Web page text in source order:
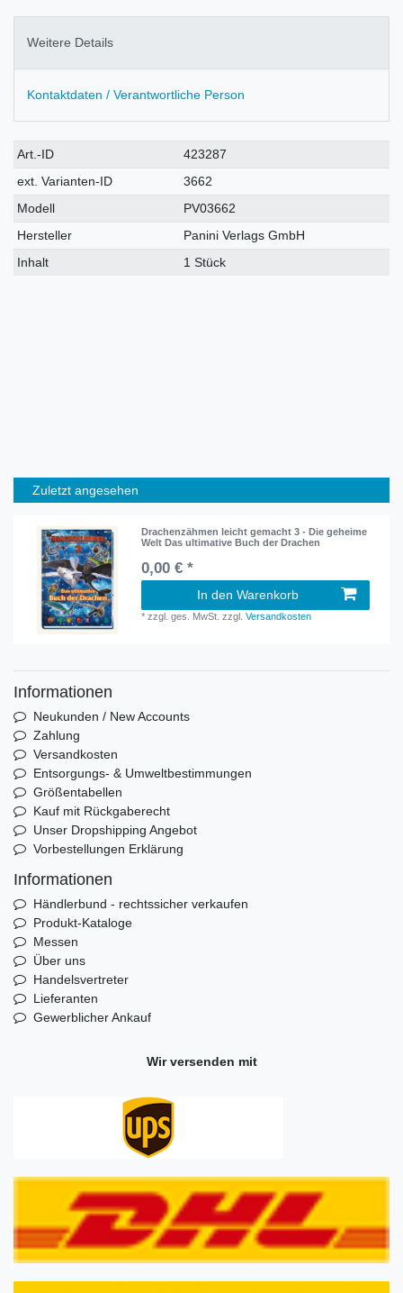
Weitere Details
Kontaktdaten / Verantwortliche Person
Technisches
Merkmal
Wert
Art.-ID
423287
ext. Varianten-ID
3662
Modell
PV03662
Hersteller
Panini Verlags GmbH
Inhalt
1 Stück
Zuletzt angesehen
Drachenzähmen leicht gemacht 3 - Die geheime
Welt Das ultimative Buch der Drachen
0,00 € *
In den Warenkorb
*zzgl. ges. MwSt. zzgl.Versandkosten
Informationen
Neukunden / New Accounts
Zahlung
Versandkosten
Entsorgungs- & Umweltbestimmungen
Größentabellen
Kauf mit Rückgaberecht
Unser Dropshipping Angebot
Vorbestellungen Erklärung
Informationen
Händlerbund - rechtssicher verkaufen
Produkt-Kataloge
Messen
Über uns
Handelsvertreter
Lieferanten
Gewerblicher Ankauf
Wir versenden mit